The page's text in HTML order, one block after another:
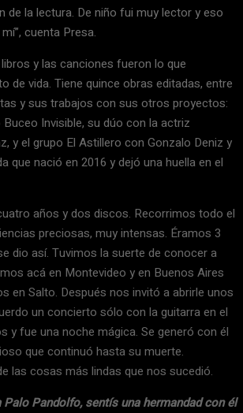
de la lectura. De niño fui muy lector y eso
cuenta Presa.
y las canciones fueron lo que
de vida. Tiene quince obras editadas, entre
y sus trabajos con sus otros proyectos:
Invisible, su dúo con la actriz
y el grupo El Astillero con Gonzalo Deniz y
que nació en 2016 y dejó una huella en el
años y dos discos. Recorrimos todo el
preciosas, muy intensas. Éramos 3
dio así. Tuvimos la suerte de conocer a
acá en Montevideo y en Buenos Aires
en Salto. Después nos invitó a abrirle unos
un concierto sólo con la guitarra en el
y fue una noche mágica. Se generó con él
que continuó hasta su muerte.
las cosas más lindas que nos sucedió.
Pandolfo, sentís una hermandad con él